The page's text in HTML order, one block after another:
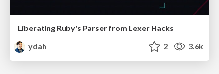
Liberating Ruby's Parser from Lexer Hacks
ydah
2 3.6k